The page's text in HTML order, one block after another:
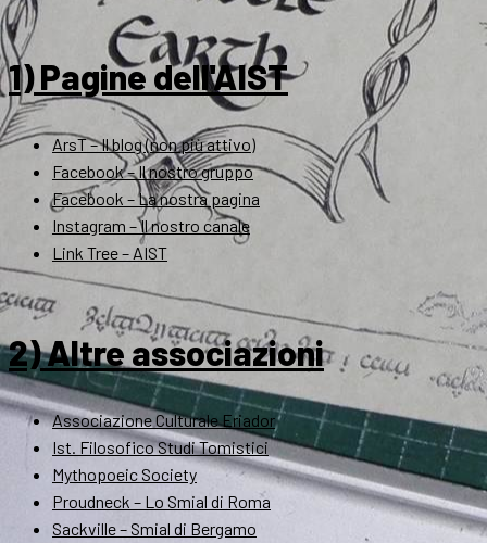
1) Pagine dell'AIST
ArsT – Il blog (non più attivo)
Facebook – Il nostro gruppo
Facebook – La nostra pagina
Instagram – Il nostro canale
Link Tree – AIST
2) Altre associazioni
Associazione Culturale Eriador
Ist. Filosofico Studi Tomistici
Mythopoeic Society
Proudneck – Lo Smial di Roma
Sackville – Smial di Bergamo